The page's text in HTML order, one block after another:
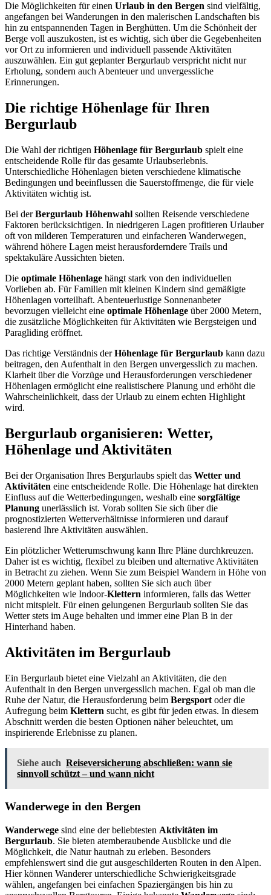
Die Möglichkeiten für einen Urlaub in den Bergen sind vielfältig,
angefangen bei Wanderungen in den malerischen Landschaften bis
hin zu entspannenden Tagen in Berghütten. Um die Schönheit der
Berge voll auszukosten, ist es wichtig, sich über die Gegebenheiten
vor Ort zu informieren und individuell passende Aktivitäten
auszuwählen. Ein gut geplanter Bergurlaub verspricht nicht nur
Erholung, sondern auch Abenteuer und unvergessliche
Erinnerungen.
Die richtige Höhenlage für Ihren
Bergurlaub
Die Wahl der richtigen Höhenlage für Bergurlaub spielt eine
entscheidende Rolle für das gesamte Urlaubserlebnis.
Unterschiedliche Höhenlagen bieten verschiedene klimatische
Bedingungen und beeinflussen die Sauerstoffmenge, die für viele
Aktivitäten wichtig ist.
Bei derBergurlaub Höhenwahl sollten Reisende verschiedene
Faktoren berücksichtigen. In niedrigeren Lagen profitieren Urlauber
oft von milderen Temperaturen und einfacheren Wanderwegen,
während höhere Lagen meist herausforderndere Trails und
spektakuläre Aussichten bieten.
Die optimale Höhenlage hängt stark von den individuellen
Vorlieben ab. Für Familien mit kleinen Kindern sind gemäßigte
Höhenlagen vorteilhaft. Abenteuerlustige Sonnenanbeter
bevorzugen vielleicht eine optimale Höhenlage über 2000 Metern,
die zusätzliche Möglichkeiten für Aktivitäten wie Bergsteigen und
Paragliding eröffnet.
Das richtige Verständnis derHöhenlage für Bergurlaub kann dazu
beitragen, den Aufenthalt in den Bergen unvergesslich zu machen.
Klarheit über die Vorzüge und Herausforderungen verschiedener
Höhenlagen ermöglicht eine realistischere Planung und erhöht die
Wahrscheinlichkeit, dass der Urlaub zu einem echten Highlight
wird.
Bergurlaub organisieren: Wetter,
Höhenlage und Aktivitäten
Bei der Organisation Ihres Bergurlaubs spielt das Wetter und
Aktivitäten eine entscheidende Rolle. Die Höhenlage hat direkten
Einfluss auf die Wetterbedingungen, weshalb eine sorgfältige
Planung unerlässlich ist. Vorab sollten Sie sich über die
prognostizierten Wetterverhältnisse informieren und darauf
basierend Ihre Aktivitäten auswählen.
Ein plötzlicher Wetterumschwung kann Ihre Pläne durchkreuzen.
Daher ist es wichtig, flexibel zu bleiben und alternative Aktivitäten
in Betracht zu ziehen. Wenn Sie zum Beispiel Wandern in Höhe von
2000 Metern geplant haben, sollten Sie sich auch über
Möglichkeiten wie Indoor-Klettern informieren, falls das Wetter
nicht mitspielt. Für einen gelungenen Bergurlaub sollten Sie das
Wetter stets im Auge behalten und immer eine Plan B in der
Hinterhand haben.
Aktivitäten im Bergurlaub
Ein Bergurlaub bietet eine Vielzahl an Aktivitäten, die den
Aufenthalt in den Bergen unvergesslich machen. Egal ob man die
Ruhe der Natur, die Herausforderung beim Bergsport oder die
Aufregung beim Klettern sucht, es gibt für jeden etwas. In diesem
Abschnitt werden die besten Optionen näher beleuchtet, um
inspirierende Erlebnisse zu planen.
Siehe auch Reiseversicherung abschließen: wann sie
sinnvoll schützt – und wann nicht
Wanderwege in den Bergen
Wanderwege sind eine der beliebtesten Aktivitäten im
Bergurlaub. Sie bieten atemberaubende Ausblicke und die
Möglichkeit, die Natur hautnah zu erleben. Besonders
empfehlenswert sind die gut ausgeschilderten Routen in den Alpen.
Hier können Wanderer unterschiedliche Schwierigkeitsgrade
wählen, angefangen bei einfachen Spaziergängen bis hin zu